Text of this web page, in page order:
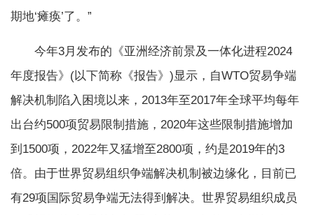
期地‘瘫痪’了。”
今年3月发布的《亚洲经济前景及一体化进程2024
年度报告》(以下简称《报告》)显示，自WTO贸易争端
解决机制陷入困境以来，2013年至2017年全球平均每年
出台约500项贸易限制措施，2020年这些限制措施增加
到1500项，2022年又猛增至2800项，约是2019年的3
倍。由于世界贸易组织争端解决机制被边缘化，目前已
有29项国际贸易争端无法得到解决。世界贸易组织成员